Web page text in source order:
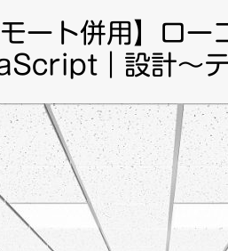
ート併用】ロー
｜設計～テ